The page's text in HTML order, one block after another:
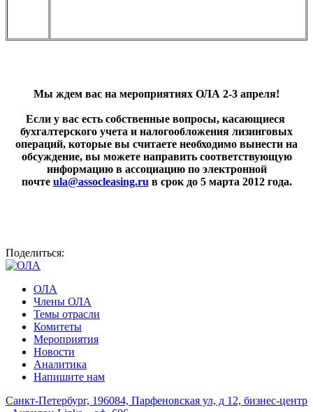
Мы ждем вас на мероприятиях ОЛА 2-3 апреля!
Если у вас есть собственные вопросы, касающиеся
бухгалтерского учета и налогообложения лизинговых
операций, которые вы считаете необходимо вынести на
обсуждение, вы можете направить соответствующую
информацию в ассоциацию по электронной
почте ula@assocleasing.ru в срок до 5 марта 2012 года.
Поделиться:
ОЛА
Члены ОЛА
Темы отрасли
Комитеты
Мероприятия
Новости
Аналитика
Напишите нам
Санкт-Петербург, 196084, Парфеновская ул, д 12, бизнес-центр